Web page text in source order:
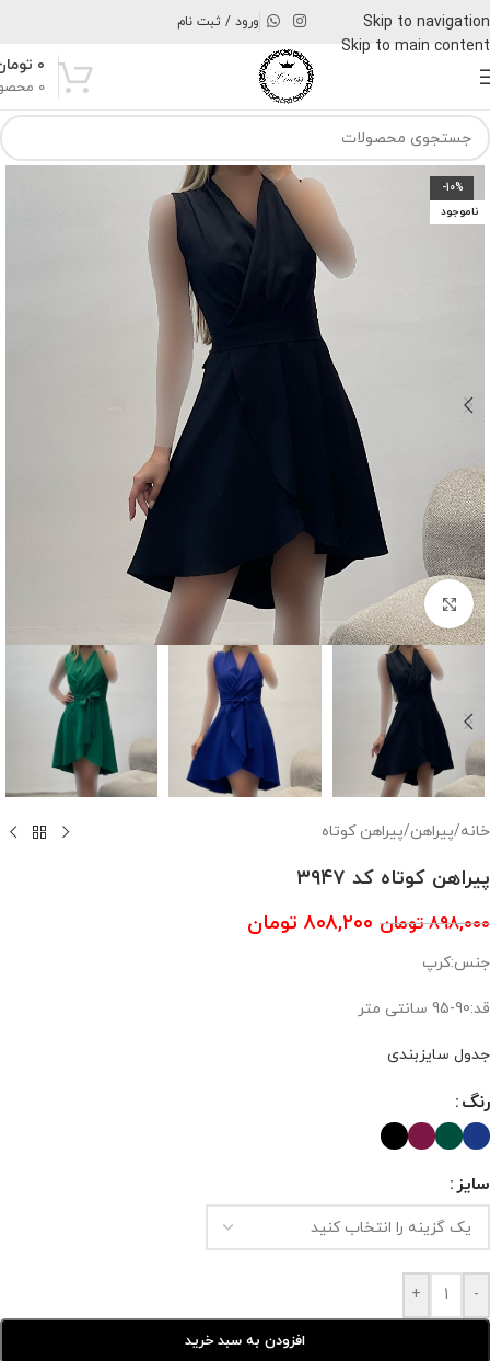
Skip to navigation
Skip to main content
ورود / ثبت نام
0
۰
-10%
ناموجود
بزرگنمایی تصویر
خانه/پیراهن/پیراهن کوتاه
پیراهن کوتاه کد ۳۹۴۷
۸۹۸,۰۰۰ تومان ۸۰۸,۲۰۰ تومان
جنس:کرپ
قد:90-95 سانتی متر
جدول سایزبندی
رنگ
سایز
-
+
افزودن به سبد خرید